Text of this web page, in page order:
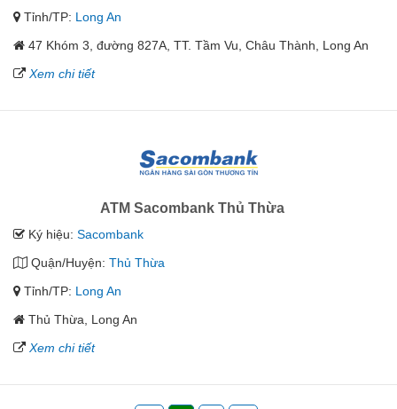
Tỉnh/TP: Long An
47 Khóm 3, đường 827A, TT. Tầm Vu, Châu Thành, Long An
Xem chi tiết
ATM Sacombank Thủ Thừa
Ký hiệu: Sacombank
Quận/Huyện: Thủ Thừa
Tỉnh/TP: Long An
Thủ Thừa, Long An
Xem chi tiết